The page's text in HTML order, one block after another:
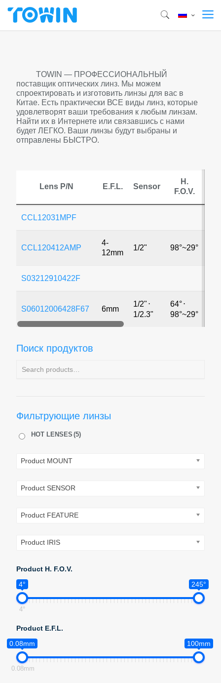
TOWIN — ПРОФЕССИОНАЛЬНЫЙ
поставщик оптических линз. Мы можем
спроектировать и изготовить линзы для вас в
Китае. Есть практически ВСЕ виды линз, которые
удовлетворят ваши требования к любым линзам.
Найти их в Интернете или связавшись с нами
будет ЛЕГКО. Ваши линзы будут выбраны и
отправлены БЫСТРО.
Lens P/N E.F.L. Sensor
H.
F.O.V.
CCL12031MPF
CCL120412AMP
4-
12mm
1/2" 98°~29°
S03212910422F
S06012006428F67 6mm
1/2" ⋅
1/2.3"
64°⋅
98°~29°
Поиск продуктов
Фильтрующие линзы
HOT LENSES (5)
Product MOUNT
Product SENSOR
Product FEATURE
Product IRIS
Product H. F.O.V.
4°
245°
4°
Product E.F.L.
0.08mm
100mm
0.08mm